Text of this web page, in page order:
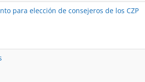
para elección de consejeros de los CZP